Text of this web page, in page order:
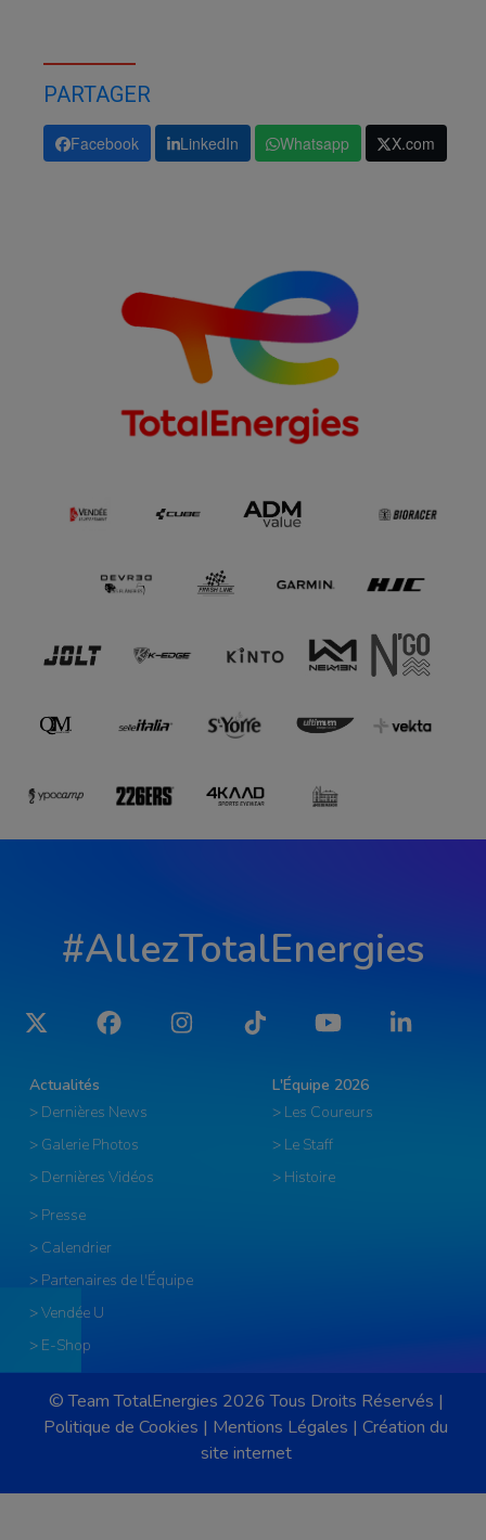
PARTAGER
Facebook LinkedIn Whatsapp X.com
#AllezTotalEnergies
Twitter Facebook Instagram Tiktok YouTube LinkedIn
Actualités
> Dernières News
> Galerie Photos
> Dernières Vidéos
L'Équipe 2026
> Les Coureurs
> Le Staff
> Histoire
> Presse
> Calendrier
> Partenaires de l'Équipe
> Vendée U
> E-Shop
© Team TotalEnergies 2026 Tous Droits Réservés |
Politique de Cookies | Mentions Légales | Création du
site internet